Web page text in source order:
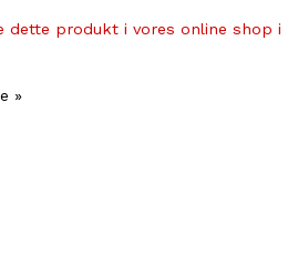
dette produkt i vores online shop i
»